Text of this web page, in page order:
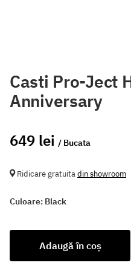
Casti Pro-Ject
Anniversary
649 lei / Bucata
Ridicare gratuitadin showroom
Culoare: Black
Adaugă în coș